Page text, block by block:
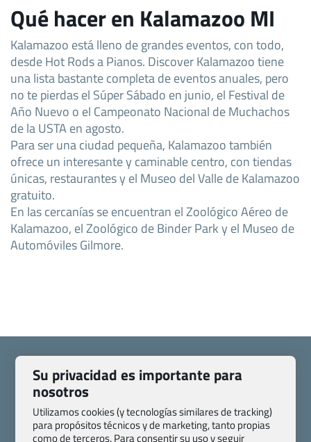
Qué hacer en Kalamazoo MI
Kalamazoo está lleno de grandes eventos, con todo,
desde Hot Rods a Pianos. Discover Kalamazoo tiene
una lista bastante completa de eventos anuales, pero
no te pierdas el Súper Sábado en junio, el Festival de
Año Nuevo o el Campeonato Nacional de Muchachos
de la USTA en agosto.
Para ser una ciudad pequeña, Kalamazoo también
ofrece un interesante y caminable centro, con tiendas
únicas, restaurantes y el Museo del Valle de Kalamazoo
gratuito.
En las cercanías se encuentran el Zoológico Aéreo de
Kalamazoo, el Zoológico de Binder Park y el Museo de
Automóviles Gilmore.
Quienes somos
Contacto
Pasaporte, Visado, Salud y otras disposiciones específicas
Su privacidad es importante para
nosotros
Utilizamos cookies (y tecnologías similares de tracking)
para propósitos técnicos y de marketing, tanto propias
como de terceros. Para consentir su uso y seguir